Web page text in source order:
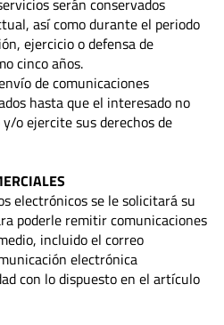
así como durante el periodo
ejercicio o defensa de
cinco años.
de comunicaciones
hasta que el interesado no
o ejercite sus derechos de
electrónicos se le solicitará su
poderle remitir comunicaciones
incluido el correo
electrónica
con lo dispuesto en el artículo